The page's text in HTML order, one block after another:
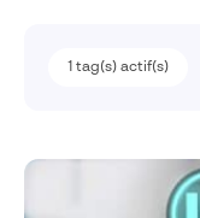
1 tag(s) actif(s)